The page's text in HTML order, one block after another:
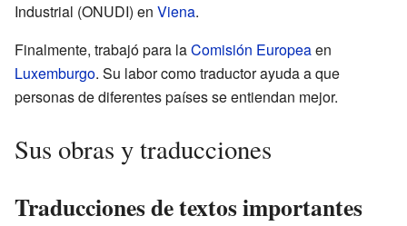
Industrial (ONUDI) en Viena.
Finalmente, trabajó para laComisión Europeaen
Luxemburgo. Su labor como traductor ayuda a que
personas de diferentes países se entiendan mejor.
Sus obras y traducciones
Traducciones de textos importantes